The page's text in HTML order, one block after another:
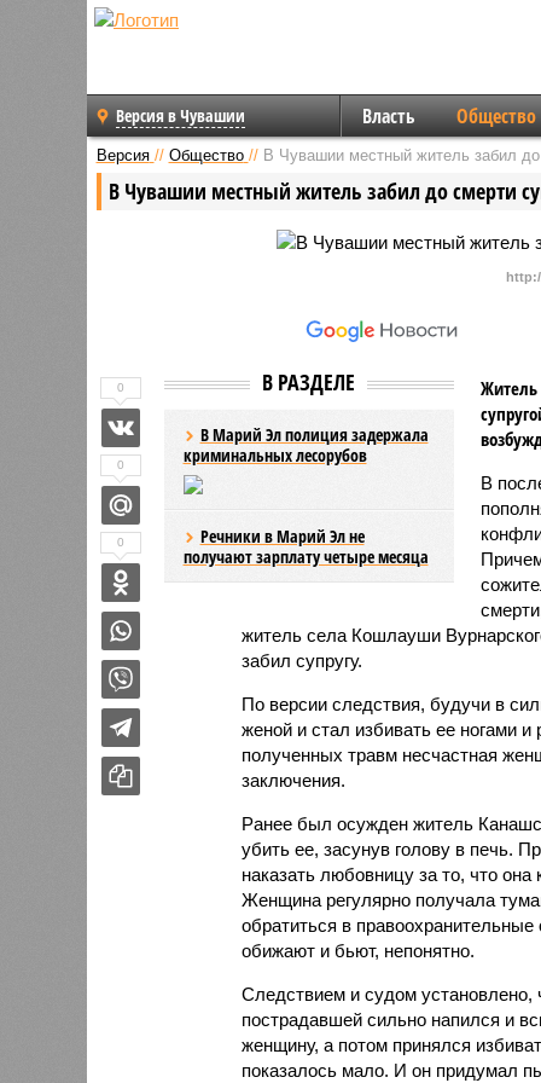
Версия в Чувашии Власть Общество
Версия // Общество // В Чувашии местный житель забил до
В Чувашии местный житель забил до смерти
В РАЗДЕЛЕ
В Марий Эл полиция задержала
криминальных лесорубов
Речники в Марий Эл не
получают зарплату четыре месяца
Житель
В
житель села Кошлауши
забил супругу.
По версии следствия, будучи в
женой и стал избивать ее ногами и
полученных травм несчастная
заключения.
Ранее был осужден житель
убить ее, засунув голову в печь.
наказать любовницу за то, что она
Женщина регулярно получала
обратиться в
обижают и бьют, непонятно.
Следствием и судом установлено,
пострадавшей сильно напился и
женщину, а потом принялся
показалось мало. И он придумал
0
0
0